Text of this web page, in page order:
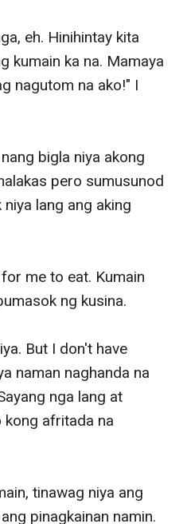
eh. Hinihintay kita
kumain ka na. Mamaya
nagutom na ako!" I
bigla niya akong
pero sumusunod
lang ang aking
me to eat. Kumain
ng kusina.
But I don't have
naman naghanda na
nga lang at
kong afritada na
tinawag niya ang
pinagkainan namin.